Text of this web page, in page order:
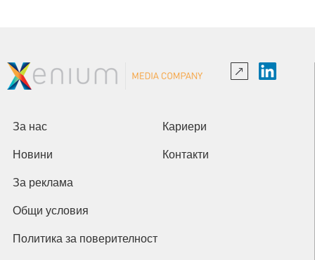
За нас Кариери
Новини Контакти
За реклама
Общи условия
Политика за поверителност